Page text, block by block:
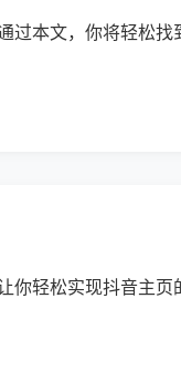
本文，你将轻松找
轻松实现抖音主页